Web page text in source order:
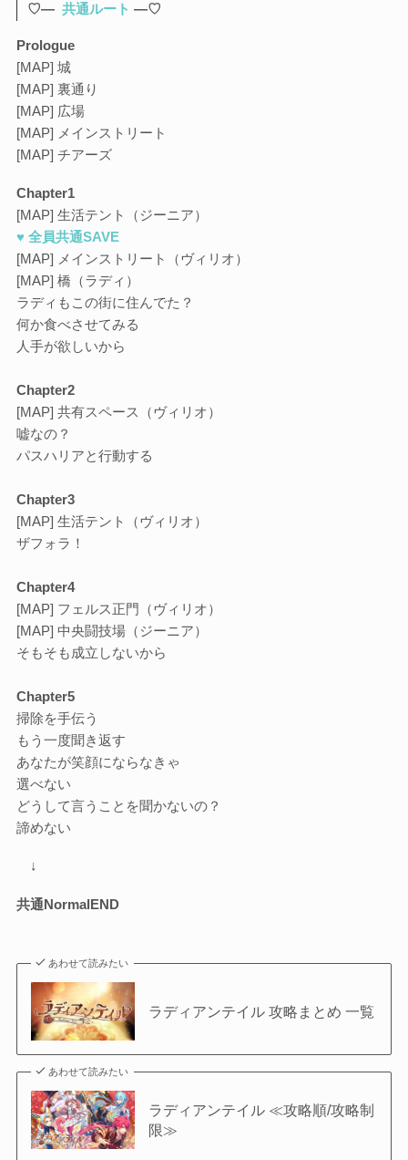
♡—共通ルート —♡
Prologue
[MAP] 城
[MAP] 裏通り
[MAP] 広場
[MAP] メインストリート
[MAP] チアーズ
Chapter1
[MAP] 生活テント（ジーニア）
♥ 全員共通SAVE
[MAP] メインストリート（ヴィリオ）
[MAP] 橋（ラディ）
ラディもこの街に住んでた？
何か食べさせてみる
人手が欲しいから
Chapter2
[MAP] 共有スペース（ヴィリオ）
嘘なの？
パスハリアと行動する
Chapter3
[MAP] 生活テント（ヴィリオ）
ザフォラ！
Chapter4
[MAP] フェルス正門（ヴィリオ）
[MAP] 中央闘技場（ジーニア）
そもそも成立しないから
Chapter5
掃除を手伝う
もう一度聞き返す
あなたが笑顔にならなきゃ
選べない
どうして言うことを聞かないの？
諦めない
↓
共通NormalEND
あわせて読みたい
ラディアンテイル 攻略まとめ 一覧
あわせて読みたい
ラディアンテイル ≪攻略順/攻略制
限≫